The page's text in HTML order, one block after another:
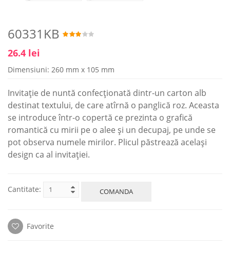
60331KB
26.4 lei
Dimensiuni: 260 mm x 105 mm
Invitație de nuntă confecționată dintr-un carton alb
destinat textului, de care atîrnă o panglică roz. Aceasta
se introduce într-o copertă ce prezinta o grafică
romantică cu mirii pe o alee și un decupaj, pe unde se
pot observa numele mirilor. Plicul păstrează același
design ca al invitației.
Cantitate: COMANDA
Favorite